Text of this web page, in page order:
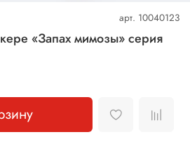
арт. 10040123
«Запах мимозы» серия